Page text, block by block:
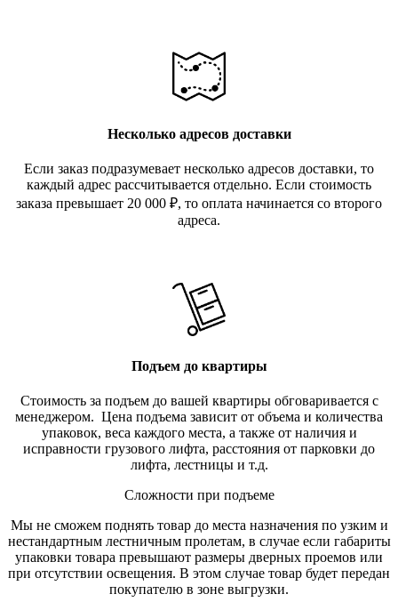
Несколько адресов доставки
Если заказ подразумевает несколько адресов доставки, то
каждый адрес рассчитывается отдельно. Если стоимость
заказа превышает 20 000 ₽, то оплата начинается со второго
адреса.
Подъем до квартиры
Стоимость за подъем до вашей квартиры обговаривается с
менеджером. Цена подъема зависит от объема и количества
упаковок, веса каждого места, а также от наличия и
исправности грузового лифта, расстояния от парковки до
лифта, лестницы и т.д.
Сложности при подъеме
Мы не сможем поднять товар до места назначения по узким и
нестандартным лестничным пролетам, в случае если габариты
упаковки товара превышают размеры дверных проемов или
при отсутствии освещения. В этом случае товар будет передан
покупателю в зоне выгрузки.